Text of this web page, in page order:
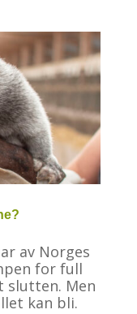
av Norges
for full
slutten. Men
kan bli.